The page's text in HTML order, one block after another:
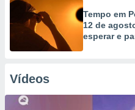
Tempo em
12 de
esperar e
Vídeos